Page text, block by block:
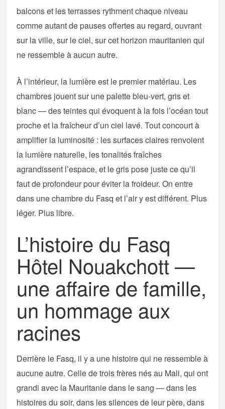
balcons et les terrasses rythment chaque niveau
comme autant de pauses offertes au regard, ouvrant
sur la ville, sur le ciel, sur cet horizon mauritanien qui
ne ressemble à aucun autre.
À l’intérieur, la lumière est le premier matériau. Les
chambres jouent sur une palette bleu-vert, gris et
blanc — des teintes qui évoquent à la fois l’océan tout
proche et la fraîcheur d’un ciel lavé. Tout concourt à
amplifier la luminosité : les surfaces claires renvoient
la lumière naturelle, les tonalités fraîches
agrandissent l’espace, et le gris pose juste ce qu’il
faut de profondeur pour éviter la froideur. On entre
dans une chambre du Fasq et l’air y est différent. Plus
léger. Plus libre.
L’histoire du Fasq
Hôtel Nouakchott —
une affaire de famille,
un hommage aux
racines
Derrière le Fasq, il y a une histoire qui ne ressemble à
aucune autre. Celle de trois frères nés au Mali, qui ont
grandi avec la Mauritanie dans le sang — dans les
histoires du soir, dans les silences de leur père, dans